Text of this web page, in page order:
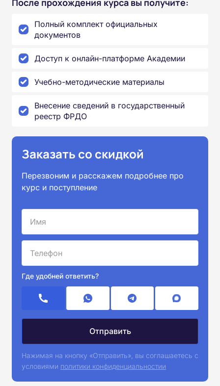
После прохождения курса вы получите:
Полный комплект официальных
документов
Доступ к онлайн-платформе Академии
Учебно-методические материалы
Внесение сведений в государственный
реестр ФРДО
Заказать со скидкой
Перезвоним и расскажем подробнее про
курс и поступление
Где удобней ответить?
Нажимая на кнопку «Отправить», вы соглашаетесь с
условиями политики конфиденциальностии